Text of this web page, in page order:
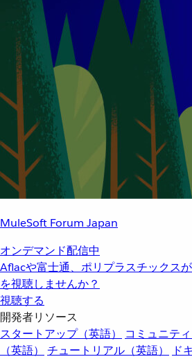
MuleSoft Forum Japan
オンデマンド配信中
Aflacや富士通、ポリプラスチックス
を視聴しませんか？
視聴する
開発者リソース
スタートアップ（英語）
コミュニティ
（英語）
チュートリアル（英語）
ド